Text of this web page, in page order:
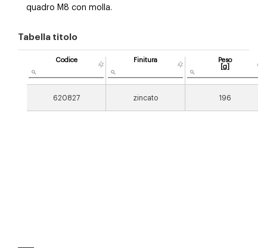
quadro M8 con molla.
Tabella titolo
Codice Finitura
Peso
[g]
620827 zincato 196